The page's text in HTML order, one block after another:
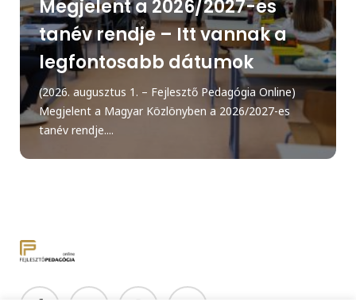
Megjelent a 2026/2027-es
tanév rendje – Itt vannak a
legfontosabb dátumok
(2026. augusztus 1. – Fejlesztő Pedagógia Online)
Megjelent a Magyar Közlönyben a 2026/2027-es
tanév rendje....